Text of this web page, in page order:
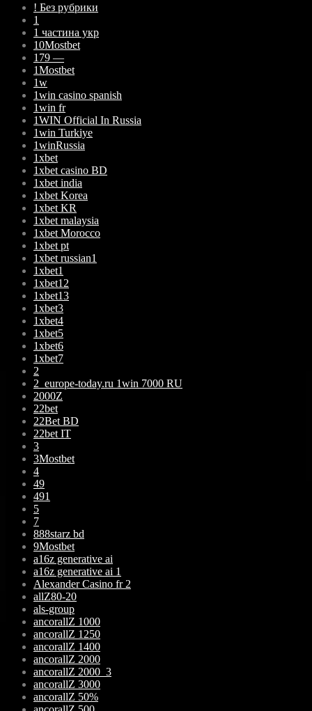
! Без рубрики
1
1 частина укр
10Mostbet
179 —
1Mostbet
1w
1win casino spanish
1win fr
1WIN Official In Russia
1win Turkiye
1winRussia
1xbet
1xbet casino BD
1xbet india
1xbet Korea
1xbet KR
1xbet malaysia
1xbet Morocco
1xbet pt
1xbet russian1
1xbet1
1xbet12
1xbet13
1xbet3
1xbet4
1xbet5
1xbet6
1xbet7
2
2_europe-today.ru 1win 7000 RU
2000Z
22bet
22Bet BD
22bet IT
3
3Mostbet
4
49
491
5
7
888starz bd
9Mostbet
a16z generative ai
a16z generative ai 1
Alexander Casino fr 2
allZ80-20
als-group
ancorallZ 1000
ancorallZ 1250
ancorallZ 1400
ancorallZ 2000
ancorallZ 2000_3
ancorallZ 3000
ancorallZ 50%